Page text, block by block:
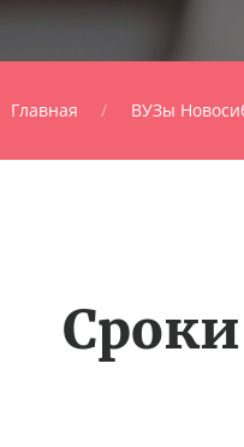
Главная ВУЗы